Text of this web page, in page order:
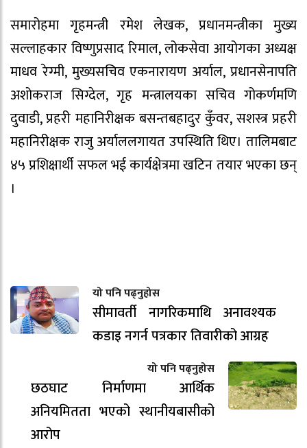
समारोहमा गृहमन्त्री रमेश लेखक, प्रधानमन्त्रीका मुख्य
सल्लाहकार विष्णुप्रसाद रिमाल, लोकसेवा आयोगका अध्यक्ष
माधव रेग्मी, मुख्यसचिव एकनारायण अर्याल, प्रधानसेनापति
अशोकराज सिग्देल, गृह मन्त्रालयका सचिव गोकर्णमणि
दुवाडी, प्रहरी महानिरीक्षक बसन्तबहादुर कुँवर, सशस्त्र प्रहरी
महानिरीक्षक राजु अर्याललगायत उपस्थिति थिए। तालिमबाट
४५ प्रशिक्षार्थी सफल भई कार्यक्षेत्रमा खटिन तयार भएका छन्
।
यो पनि पढ्नुहोस
सीमावर्ती नागरिकमाथि अनावश्यक
कडाइ नगर्न पत्रकार तिवारीको आग्रह
यो पनि पढ्नुहोस
छठघाट निर्माणमा आर्थिक
अनियमितता भएको स्थानीयबासीको
आरोप